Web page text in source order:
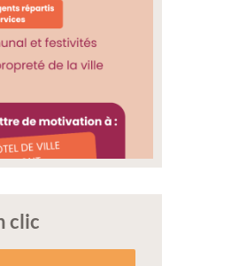
clic